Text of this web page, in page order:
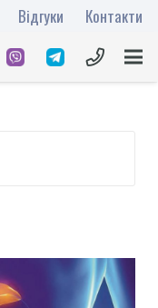
Відгуки Контакти